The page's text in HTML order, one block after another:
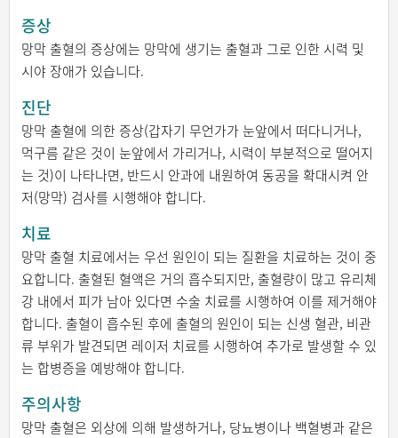
증상
망막 출혈의 증상에는 망막에 생기는 출혈과 그로 인한 시력 및
시야 장애가 있습니다.
진단
망막 출혈에 의한 증상(갑자기 무언가가 눈앞에서 떠다니거나,
먹구름 같은 것이 눈앞에서 가리거나, 시력이 부분적으로 떨어지
는 것)이 나타나면, 반드시 안과에 내원하여 동공을 확대시켜 안
저(망막) 검사를 시행해야 합니다.
치료
망막 출혈 치료에서는 우선 원인이 되는 질환을 치료하는 것이 중
요합니다. 출혈된 혈액은 거의 흡수되지만, 출혈량이 많고 유리체
강 내에서 피가 남아 있다면 수술 치료를 시행하여 이를 제거해야
합니다. 출혈이 흡수된 후에 출혈의 원인이 되는 신생 혈관, 비관
류 부위가 발견되면 레이저 치료를 시행하여 추가로 발생할 수 있
는 합병증을 예방해야 합니다.
주의사항
망막 출혈은 외상에 의해 발생하거나, 당뇨병이나 백혈병과 같은